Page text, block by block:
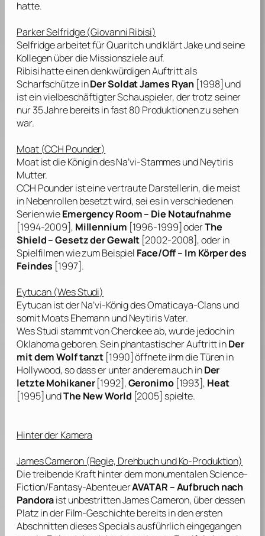
hatte.
Parker Selfridge (Giovanni Ribisi)
Selfridge arbeitet für Quaritch und klärt Jake und seine
Kollegen über die Missionsziele auf.
Ribisihatte einen denkwürdigen Auftritt als
Scharfschütze inDer Soldat James Ryan [1998] und
ist ein vielbeschäftigter Schauspieler, der trotz seiner
nur 35 Jahre bereits in fast 80 Produktionen zu sehen
war.
Moat (CCH Pounder)
Moat ist die Königin des Na’vi-Stammes und Neytiris
Mutter.
CCH Pounderist eine vertraute Darstellerin, die meist
in Nebenrollen besetzt wird, sei es in verschiedenen
Serien wieEmergency Room – Die Notaufnahme
[1994-2009], Millennium [1996-1999] oderThe
Shield – Gesetz der Gewalt [2002-2008], oder in
Spielfilmen wie zum Beispiel Face/Off – Im Körper des
Feindes [1997].
Eytucan (Wes Studi)
Eytucan ist der Na’vi-König des Omaticaya-Clans und
somit Moats Ehemann und Neytiris Vater.
Wes Studi stammt von Cherokee ab, wurde jedoch in
Oklahoma geboren. Sein phantastischer Auftritt inDer
mit dem Wolf tanzt [1990] öffnete ihm die Türen in
Hollywood, so dass er unter anderem auch inDer
letzte Mohikaner[1992],Geronimo[1993], Heat
[1995] undThe New World [2005] spielte.
Hinter der Kamera
James Cameron(Regie, Drehbuch und Ko-Produktion)
Die treibende Kraft hinter dem monumentalen Science-
Fiction/Fantasy-AbenteuerAVATAR – Aufbruch nach
Pandoraist unbestrittenJames Cameron, über dessen
Platz in der Film-Geschichte bereits in den ersten
Abschnitten dieses Specials ausführlich eingegangen